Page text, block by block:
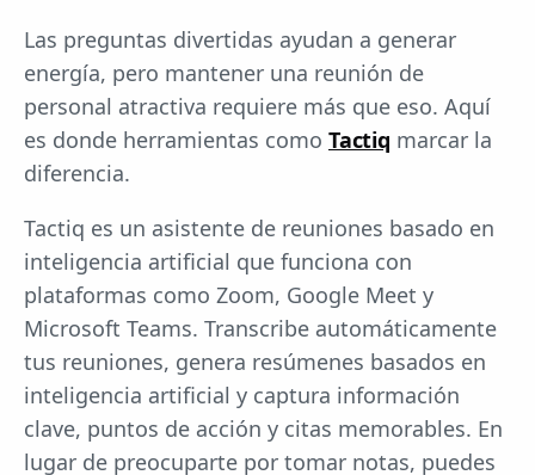
Las preguntas divertidas ayudan a generar
energía, pero mantener una reunión de
personal atractiva requiere más que eso. Aquí
es donde herramientas como Tactiq marcar la
diferencia.
Tactiq es un asistente de reuniones basado en
inteligencia artificial que funciona con
plataformas como Zoom, Google Meet y
Microsoft Teams. Transcribe automáticamente
tus reuniones, genera resúmenes basados en
inteligencia artificial y captura información
clave, puntos de acción y citas memorables. En
lugar de preocuparte por tomar notas, puedes